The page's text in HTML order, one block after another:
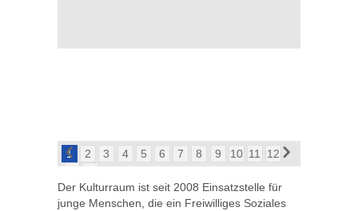
1 2 3 4 5 6 7 8 9 10 11
12
Der Kulturraum ist seit 2008 Einsatzstelle für
junge Menschen, die ein Freiwilliges Soziales